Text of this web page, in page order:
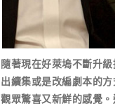
隨著現在好萊塢不斷升
出續集或是改編劇本的
觀眾驚喜又新鮮的感覺